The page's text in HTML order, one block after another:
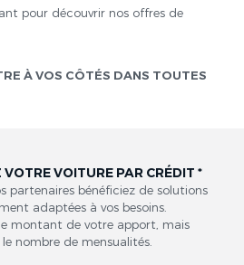
pour découvrir nos offres de
À VOS CÔTÉS DANS TOUTES
VOITURE PAR CRÉDIT *
partenaires bénéficiez de solutions
adaptées à vos besoins.
le montant de votre apport, mais
nombre de mensualités.